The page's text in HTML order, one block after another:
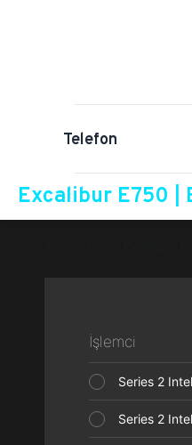
Telefon
Excalibur E750 |
İşlemci
Series 2
Series 2